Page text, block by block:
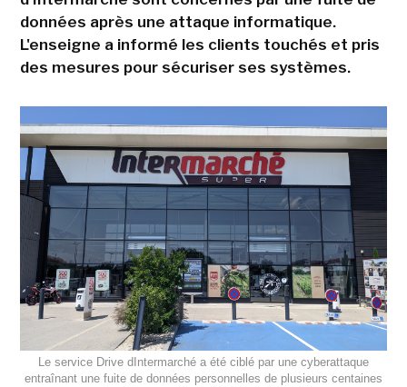
données après une attaque informatique.
L'enseigne a informé les clients touchés et pris
des mesures pour sécuriser ses systèmes.
Le service Drive dIntermarché a été ciblé par une cyberattaque
entraînant une fuite de données personnelles de plusieurs centaines